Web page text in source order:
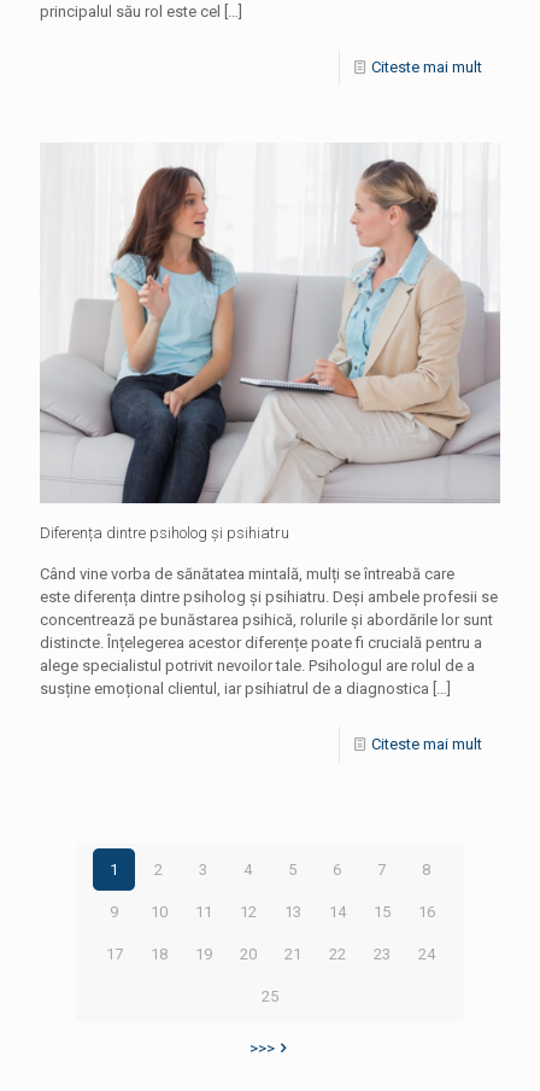
principalul său rol este cel
[…]
Citeste mai mult
Diferența dintre psiholog și psihiatru
Când vine vorba de sănătatea mintală, mulți se întreabă care
este diferența dintre psiholog și psihiatru. Deși ambele profesii se
concentrează pe bunăstarea psihică, rolurile și abordările lor sunt
distincte. Înțelegerea acestor diferențe poate fi crucială pentru a
alege specialistul potrivit nevoilor tale. Psihologul are rolul de a
susține emoțional clientul, iar psihiatrul de a diagnostica
Citeste mai mult
1 2 3 4 5 6 7 8
9 10 11 12 13 14 15 16
17 18 19 20 21 22 23 24
25
>>>